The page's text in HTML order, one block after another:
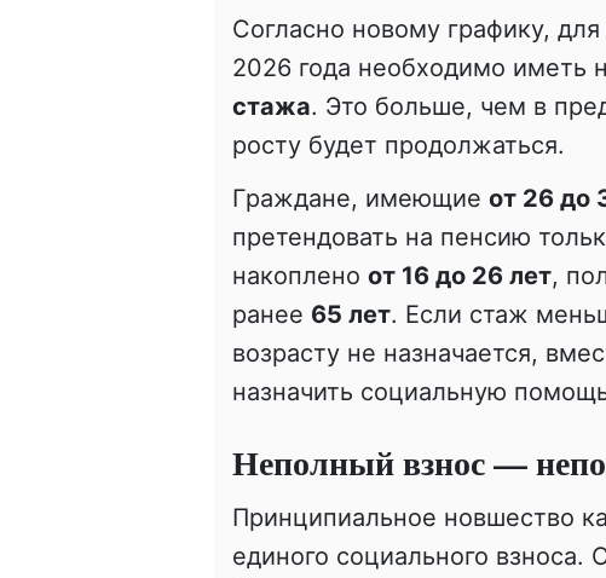
Согласно новому графику,
2026 года необходимо иметь
стажа. Это больше, чем в
росту будет продолжаться.
Граждане, имеющие от 26 до
претендовать на пенсию
накоплено от 16 до 26 лет,
ранее 65 лет. Если стаж
возрасту не назначается,
назначить социальную
Неполный взнос —
Принципиальное новшество
единого социального